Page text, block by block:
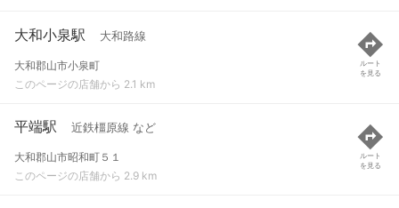
大和小泉駅 大和路線
大和郡山市小泉町
このページの店舗から 2.1 km
ルート
を見る
平端駅 近鉄橿原線 など
大和郡山市昭和町５１
このページの店舗から 2.9 km
ルート
を見る